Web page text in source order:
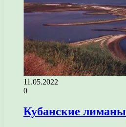
11.05.2022
0
Кубанские лиманы